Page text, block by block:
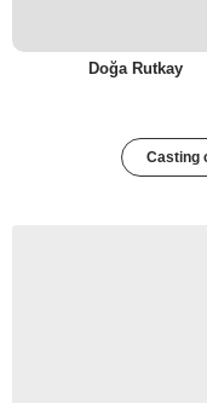
Doğa Rutkay
Casting